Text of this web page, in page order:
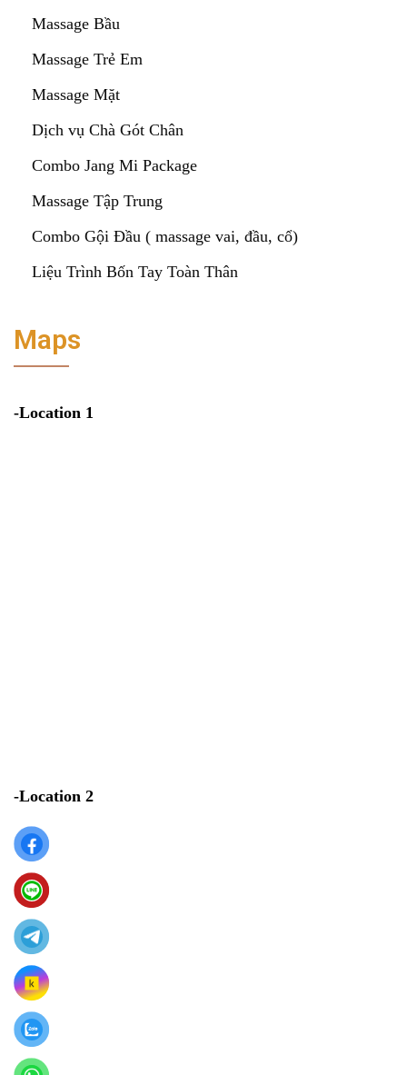
Massage Bầu
Massage Trẻ Em
Massage Mặt
Dịch vụ Chà Gót Chân
Combo Jang Mi Package
Massage Tập Trung
Combo Gội Đầu ( massage vai, đầu, cổ)
Liệu Trình Bốn Tay Toàn Thân
Maps
-Location 1
-Location 2